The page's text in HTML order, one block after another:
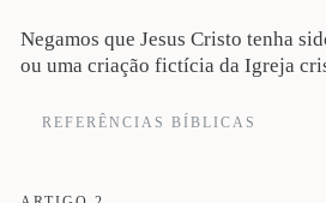
Negamos que Jesus Cristo tenha
ou uma criação fictícia da Igreja
REFERÊNCIAS BÍBLICAS
sua glória, glória como do unigênito do Pai (Jo